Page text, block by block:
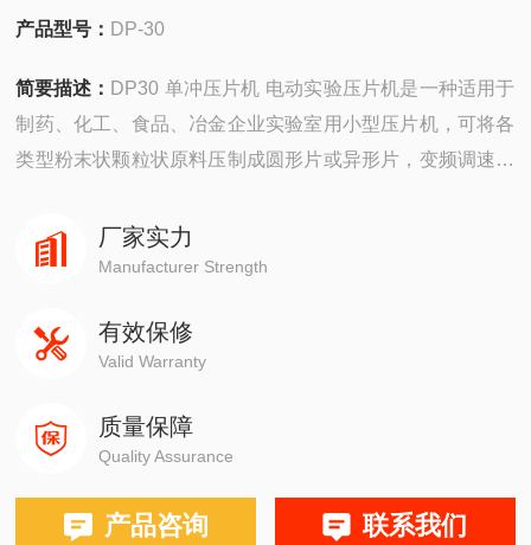
产品型号： DP-30
简要描述： DP30 单冲压片机 电动实验压片机是一种适用于
制药、化工、食品、冶金企业实验室用小型压片机，可将各
类型粉末状颗粒状原料压制成圆形片或异形片，变频调速，
厂家实力
Manufacturer Strength
有效保修
Valid Warranty
质量保障
Quality Assurance
产品咨询 联系我们